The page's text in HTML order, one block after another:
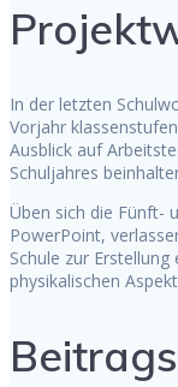
In der letzten
Vorjahr
Ausblick auf
Schuljahres
Üben sich die Fünft-
PowerPoint,
Schule zur
physikalischen